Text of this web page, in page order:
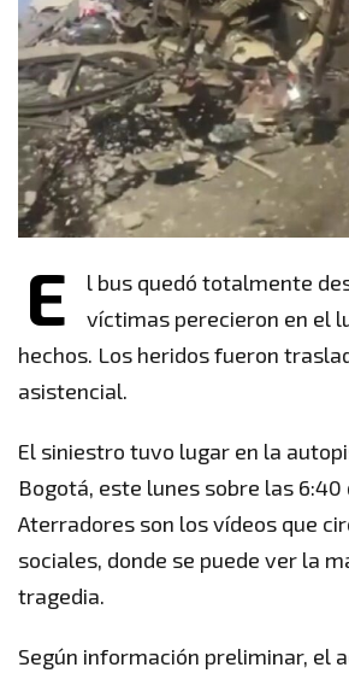
E
l bus quedó totalmente
víctimas perecieron en el
hechos. Los heridos fueron
asistencial.
El siniestro tuvo lugar en la
Bogotá, este lunes sobre las 6:40
Aterradores son los vídeos que
sociales, donde se puede ver la
tragedia.
Según información preliminar, el